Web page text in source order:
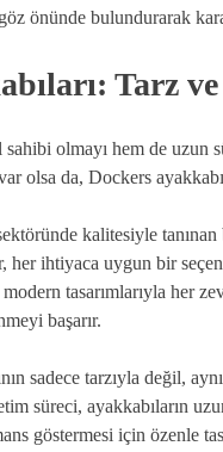
önünde bulundurarak
Tarz
olmayı hem de uzun
olsa da, Dockers
kalitesiyle
her ihtiyaca uygun bir
tasarımlarıyla her
başarır.
sadece tarzıyla değil,
süreci, ayakkabıların
göstermesi için özenle